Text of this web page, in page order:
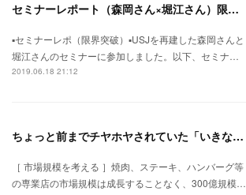
セミナーレポート（森岡さん×堀江さん）限界突破
▪︎セミナーレポ（限界突破）▪︎USJを再建した森岡さんと
堀江さんのセミナーに参加しました。以下、セミナ…
2019.06.18 21:12
ちょっと前までチヤホヤされていた「いきなり！ステーキ」が、減速した理由
［ 市場規模を考える ］焼肉、ステーキ、ハンバーグ等
の専業店の市場規模は成長することなく、300億規模…